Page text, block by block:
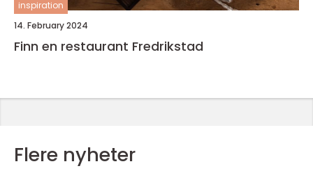
inspiration
14. February 2024
Finn en restaurant Fredrikstad
Flere nyheter